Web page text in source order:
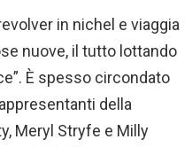
in nichel e viaggia
nuove, il tutto lottando
È spesso circondato
della
Meryl Stryfe e Milly